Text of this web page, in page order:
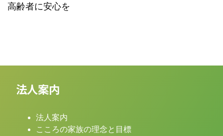
高齢者に安心を
法人案内
法人案内
こころの家族の理念と目標